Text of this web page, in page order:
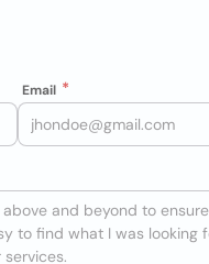
Email